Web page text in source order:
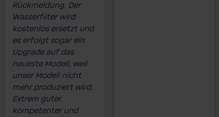
Rückmeldung. Der
Wasserfilter wird
kostenlos ersetzt und
es erfolgt sogar ein
Upgrade auf das
neueste Modell, weil
unser Modell nicht
mehr produziert wird.
Extrem guter,
kompetenter und